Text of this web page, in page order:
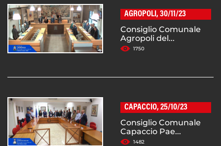
AGROPOLI, 30/11/23
Consiglio Comunale
Agropoli del...
1750
CAPACCIO, 25/10/23
Consiglio Comunale
Capaccio Pae...
1482